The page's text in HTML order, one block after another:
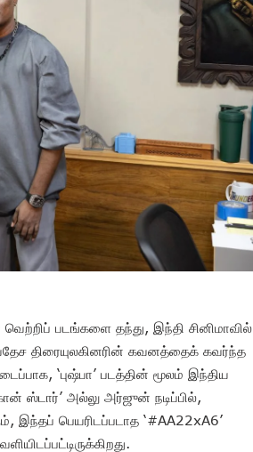
வெற்றிப் படங்களை தந்து, இந்தி சினிமாவில்
திரையுலகினரின் கவனத்தைக் கவர்ந்த
‘புஷ்பா’ படத்தின் மூலம் இந்திய
ஸ்டார்’ அல்லு அர்ஜுன் நடிப்பில்,
இந்தப் பெயரிடப்படாத ‘#AA22xA6’